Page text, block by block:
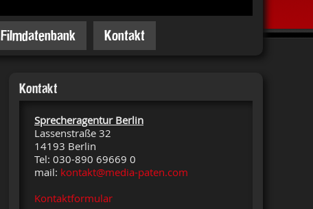
Filmdatenbank Kontakt
Kontakt
Sprecheragentur Berlin
Lassenstraße 32
14193 Berlin
Tel: 030-890 69669 0
mail: kontakt@media-paten.com
Kontaktformular